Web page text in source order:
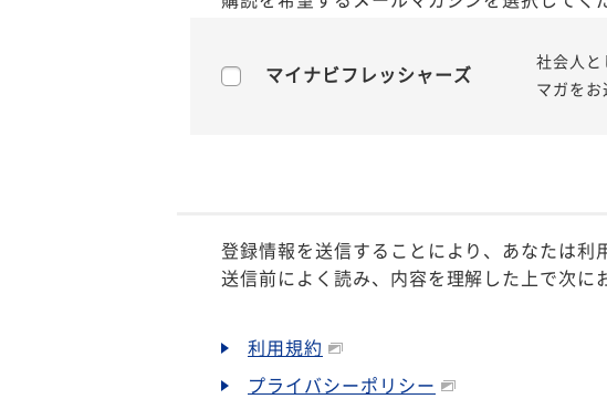
マイナビフレッシャーズ
社会人と
マガをお
登録情報を送信することにより、あなたは利
送信前によく読み、内容を理解した上で次に
利用規約
プライバシーポリシー